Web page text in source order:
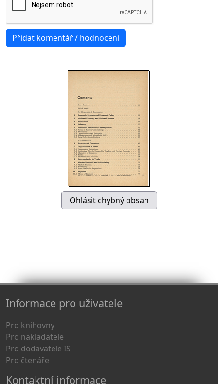
Informace pro uživatele
Pro knihovny
Pro nakladatele
Pro dodavatele IS
Pro čtenáře
Kontaktní informace